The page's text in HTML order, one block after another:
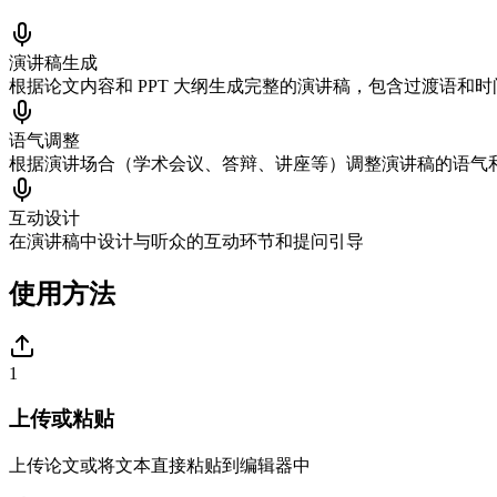
演讲稿生成
根据论文内容和 PPT 大纲生成完整的演讲稿，包含过渡语和时
语气调整
根据演讲场合（学术会议、答辩、讲座等）调整演讲稿的语气
互动设计
在演讲稿中设计与听众的互动环节和提问引导
使用方法
1
上传或粘贴
上传论文或将文本直接粘贴到编辑器中